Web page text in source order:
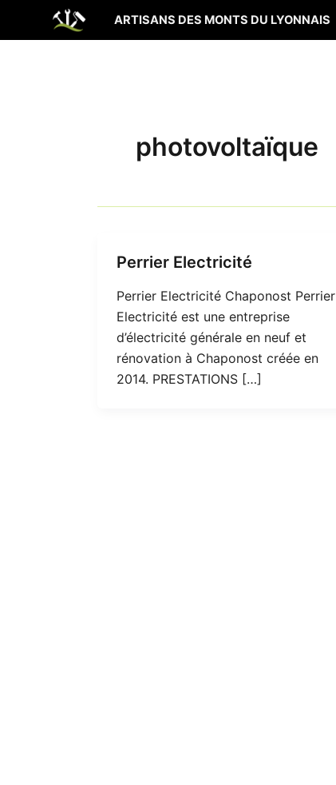
ARTISANS DES MONTS DU LYONNAIS
photovoltaïque
Perrier Electricité
Perrier Electricité Chaponost Perrier
Electricité est une entreprise
d’électricité générale en neuf et
rénovation à Chaponost créée en
2014. PRESTATIONS […]